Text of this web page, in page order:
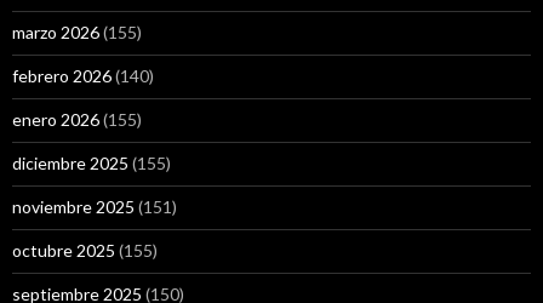
marzo 2026(155)
febrero 2026(140)
enero 2026(155)
diciembre 2025 (155)
noviembre 2025 (151)
octubre 2025 (155)
septiembre 2025 (150)